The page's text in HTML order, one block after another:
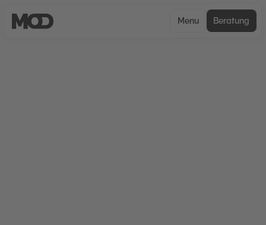
Menu Beratung